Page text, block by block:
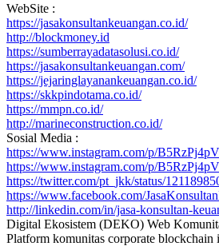
WebSite :
https://jasakonsultankeuangan.co.id/
http://blockmoney.id
https://sumberrayadatasolusi.co.id/
https://jasakonsultankeuangan.com/
https://jejaringlayanankeuangan.co.id/
https://skkpindotama.co.id/
https://mmpn.co.id/
http://marineconstruction.co.id/
Sosial Media :
https://www.instagram.com/p/
https://www.instagram.com/p/
https://twitter.com/pt_jkk/status/
https://www.facebook.com/
http://linkedin.com/in/jasa-konsultan-
Digital Ekosistem (DEKO) Web
Platform komunitas corporate blockchain